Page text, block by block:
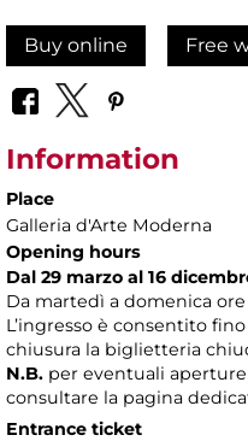
Buy online Free
Information
Place
Galleria d'Arte Moderna
Opening hours
Dal 29 marzo al 16
Da martedì a domenica ore
L’ingresso è consentito
chiusura la biglietteria
N.B. per eventuali
consultare la pagina
Entrance ticket